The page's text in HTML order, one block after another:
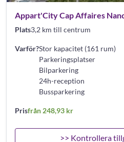
Appart'City Cap Affaires
Plats3,2 km till centrum
Varför?Stor kapacitet (161 rum)
Parkeringsplatser
Bilparkering
24h-reception
Bussparkering
Prisfrån 248,93 kr
>> Kontrollera